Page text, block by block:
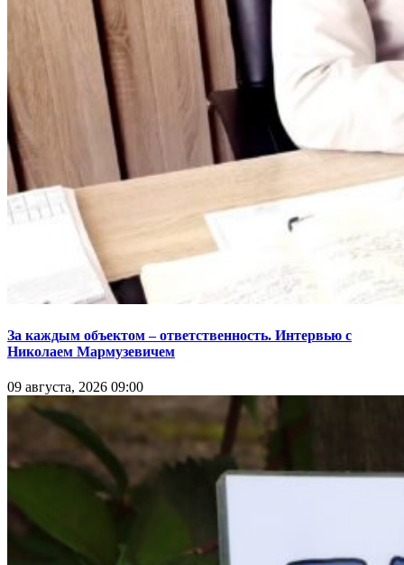
За каждым объектом – ответственность. Интервью с
Николаем Мармузевичем
09 августа, 2026 09:00